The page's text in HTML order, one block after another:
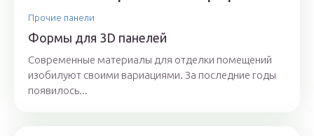
Прочие панели
Формы для 3D панелей
Современные материалы для отделки помещений
изобилуют своими вариациями. За последние годы
появилось...